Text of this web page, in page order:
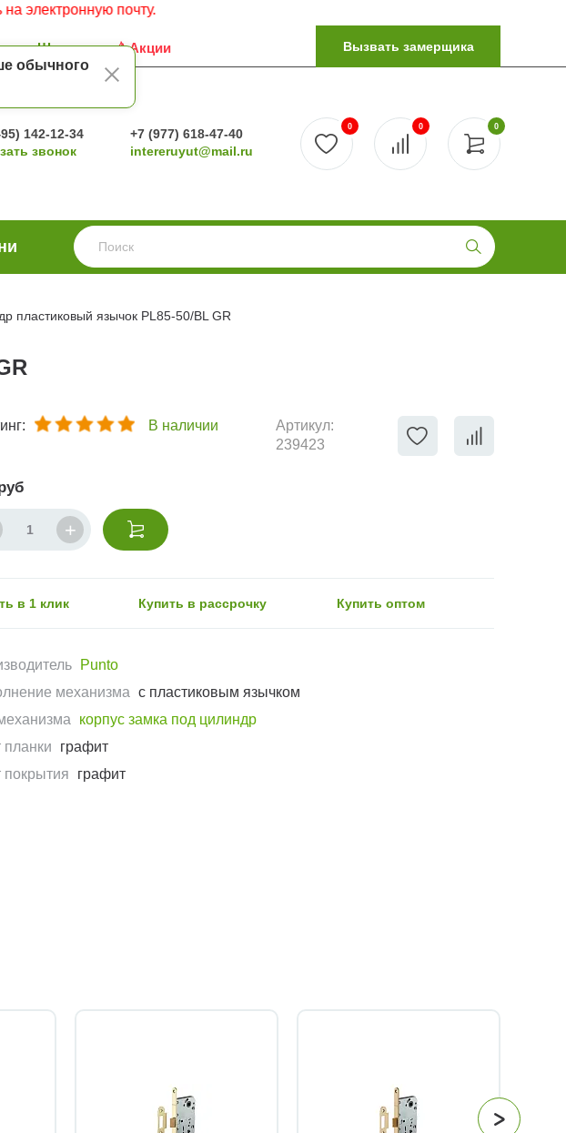
обычного
почту.
Шоу-рум Акции Вызвать замерщика
142-12-34
звонок
+7 (977) 618-47-40
intereruyut@mail.ru
0
0 0
пластиковый язычок PL85-50/BL GR
В наличии
Артикул:
239423
в 1 клик Купить в рассрочку Купить оптом
Punto
механизма с пластиковым язычком
корпус замка под цилиндр
планки
графит
покрытия
графит